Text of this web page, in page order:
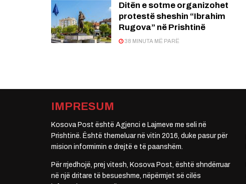
Ditën e sotme organizohet
protestë sheshin “Ibrahim
Rugova” në Prishtinë
38 MINUTA MË PARË
IMPRESUM
Kosova Post është Agjenci e Lajmeve me seli në
Prishtinë. Është themeluar në vitin 2016, duke pasur për
mision informimin e drejtë e të paanshëm.
Për rrjedhojë, prej vitesh, Kosova Post, është shndërruar
në një dritare të besueshme, nëpërmjet së cilës